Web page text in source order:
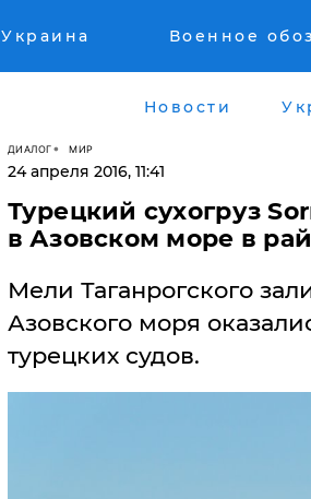
Украина Военное
Новости
ДИАЛОГ МИР
24 апреля 2016, 11:41
Турецкий сухогруз
в Азовском море в
Мели Таганрогского
Азовского моря
турецких судов.